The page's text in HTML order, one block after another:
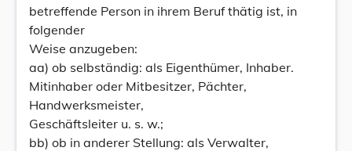
betreffende Person in ihrem Beruf thätig ist, in
folgender
Weise anzugeben:
aa) ob selbständig: als Eigenthümer, Inhaber.
Mitinhaber oder Mitbesitzer, Pächter,
Handwerksmeister,
Geschäftsleiter u. s. w.;
bb) ob in anderer Stellung: als Verwalter,